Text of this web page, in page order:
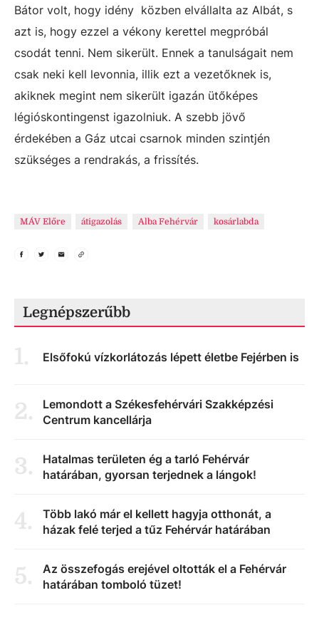
Bátor volt, hogy idény közben elvállalta az Albát, s
azt is, hogy ezzel a vékony kerettel megpróbál
csodát tenni. Nem sikerült. Ennek a tanulságait nem
csak neki kell levonnia, illik ezt a vezetőknek is,
akiknek megint nem sikerült igazán ütőképes
légióskontingenst igazolniuk. A szebb jövő
érdekében a Gáz utcai csarnok minden szintjén
szükséges a rendrakás, a frissítés.
MÁV Előre átigazolás Alba Fehérvár kosárlabda
Legnépszerűbb
1. Elsőfokú vízkorlátozás lépett életbe Fejérben is
2.
Lemondott a Székesfehérvári Szakképzési
Centrum kancellárja
3.
Hatalmas területen ég a tarló Fehérvár
határában, gyorsan terjednek a lángok!
4.
Több lakó már el kellett hagyja otthonát, a
házak felé terjed a tűz Fehérvár határában
5.
Az összefogás erejével oltották el a Fehérvár
határában tomboló tüzet!